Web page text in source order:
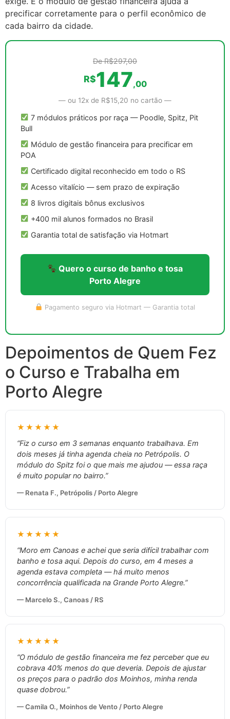
precificar corretamente para o perfil econômico de
cada bairro da cidade.
De R$297,00
R$147,00
— ou 12x de R$15,20 no cartão —
7 módulos práticos por raça — Poodle, Spitz, Pit
Bull
Módulo de gestão financeira para precificar em
POA
Certificado digital reconhecido em todo o RS
Acesso vitalício — sem prazo de expiração
8 livros digitais bônus exclusivos
+400 mil alunos formados no Brasil
Garantia total de satisfação via Hotmart
Quero o curso de banho e tosa
Porto Alegre
Pagamento seguro via Hotmart — Garantia total
Depoimentos de Quem Fez
o Curso e Trabalha em
Porto Alegre
★★★★★
“Fiz o curso em 3 semanas enquanto trabalhava. Em
dois meses já tinha agenda cheia no Petrópolis. O
módulo do Spitz foi o que mais me ajudou — essa raça
é muito popular no bairro.”
— Renata F., Petrópolis / Porto Alegre
★★★★★
“Moro em Canoas e achei que seria difícil trabalhar com
banho e tosa aqui. Depois do curso, em 4 meses a
agenda estava completa — há muito menos
concorrência qualificada na Grande Porto Alegre.”
— Marcelo S., Canoas / RS
★★★★★
“O módulo de gestão financeira me fez perceber que eu
cobrava 40% menos do que deveria. Depois de ajustar
os preços para o padrão dos Moinhos, minha renda
quase dobrou.”
— Camila O., Moinhos de Vento / Porto Alegre